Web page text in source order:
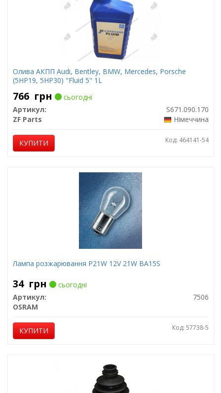
Олива АКПП Audi, Bentley, BMW, Mercedes, Porsche
(5HP19, 5HP30) "Fluid 5" 1L
766 грн
сьогодні
Артикул:
S671.090.170
ZF Parts
Німеччина
КУПИТИ Код: 464141-54
Лампа розжарювання P21W 12V 21W BA15S
34 грн
сьогодні
Артикул:
7506
OSRAM
КУПИТИ Код: 57738-5